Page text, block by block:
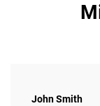
John Smith